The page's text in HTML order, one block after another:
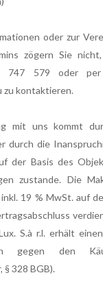
oder zur
zögern Sie
747 579 oder per
zu kontaktieren.
mit uns kommt
durch die
der Basis des
zustande. Die
19 % MwSt. auf
S.à r.l. erhält
gegen den
328 BGB).